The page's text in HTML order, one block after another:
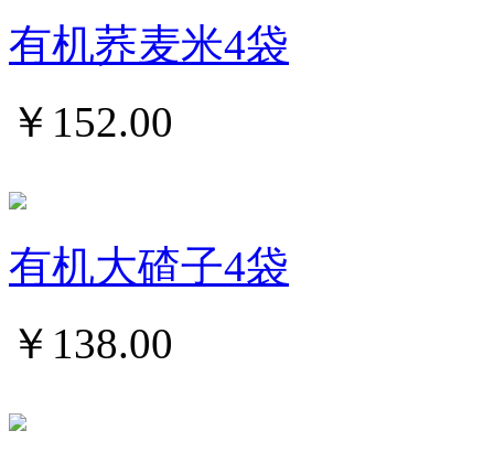
有机荞麦米4袋
￥ 152.00
有机大碴子4袋
￥ 138.00